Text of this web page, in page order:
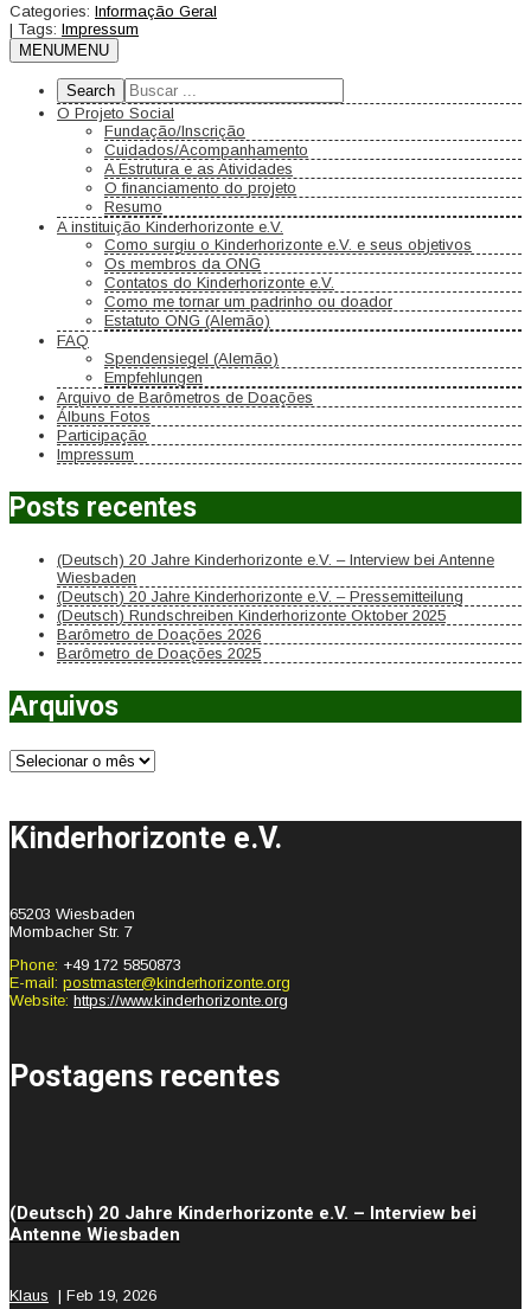
Categories: Informação Geral
| Tags: Impressum
MENUMENU
O Projeto Social
Fundação/Inscrição
Cuidados/Acompanhamento
A Estrutura e as Atividades
O financiamento do projeto
Resumo
A instituição Kinderhorizonte e.V.
Como surgiu o Kinderhorizonte e.V. e seus objetivos
Os membros da ONG
Contatos do Kinderhorizonte e.V.
Como me tornar um padrinho ou doador
Estatuto ONG (Alemão)
FAQ
Spendensiegel (Alemão)
Empfehlungen
Arquivo de Barômetros de Doações
Álbuns Fotos
Participação
Impressum
Posts recentes
(Deutsch) 20 Jahre Kinderhorizonte e.V. – Interview bei Antenne
Wiesbaden
(Deutsch) 20 Jahre Kinderhorizonte e.V. – Pressemitteilung
(Deutsch) Rundschreiben Kinderhorizonte Oktober 2025
Barômetro de Doações 2026
Barômetro de Doações 2025
Arquivos
Arquivos
Kinderhorizonte e.V.
65203 Wiesbaden
Mombacher Str. 7
Phone: +49 172 5850873
E-mail: postmaster@kinderhorizonte.org
Website: https://www.kinderhorizonte.org
Postagens recentes
(Deutsch) 20 Jahre Kinderhorizonte e.V. – Interview bei
Antenne Wiesbaden
Klaus | Feb 19, 2026